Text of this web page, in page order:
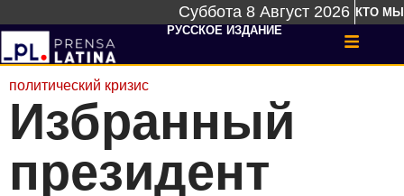
Суббота 8 Август 2026 КТО МЫ
РУССКОЕ ИЗДАНИЕ
политический кризис
Избранный
президент